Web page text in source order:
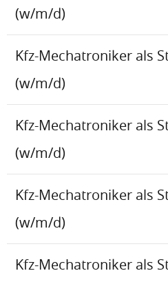
(w/m/d)
Kfz-Mechatroniker als
(w/m/d)
Kfz-Mechatroniker als
(w/m/d)
Kfz-Mechatroniker als
(w/m/d)
Kfz-Mechatroniker als